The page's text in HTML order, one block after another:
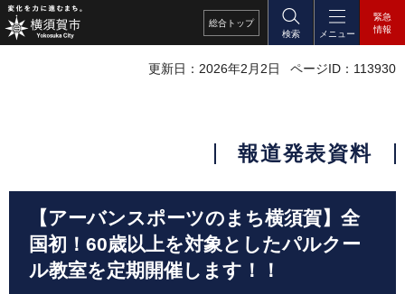
総合 トップ
検索
メニュー
緊急
情報
更新日：2026年2月2日 ページID：113930
報道発表資料
【アーバンスポーツのまち横須賀】全
国初！60歳以上を対象としたパルクー
ル教室を定期開催します！！